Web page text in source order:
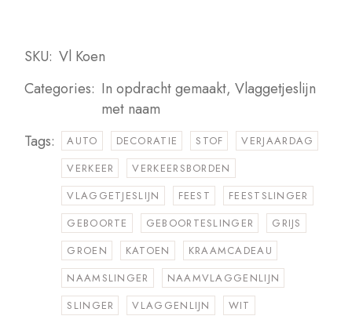
SKU: Vl Koen
Categories: In opdracht gemaakt,Vlaggetjeslijn
met naam
Tags:
AUTO DECORATIE STOF
VERJAARDAG
VERKEER
VERKEERSBORDEN
VLAGGETJESLIJN
FEEST
FEESTSLINGER
GEBOORTE
GEBOORTESLINGER
GRIJS
GROEN
KATOEN
KRAAMCADEAU
NAAMSLINGER
NAAMVLAGGENLIJN
SLINGER
VLAGGENLIJN WIT